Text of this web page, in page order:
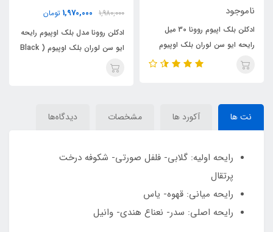
ادکلن بلک اپیوم روونا 30 میل
بلک اوپیوم
تومان
ادکلن روونا مدل بلک اوپیوم رایحه
ایو سن لوران بلک اوپیوم ( Black
Opuom)Black Opium Yves
ناموجود
ادکلن اوپرا نویر
سن لورن بلک اوپیوم ،
نت ها آکورد ها مشخصات دیدگاه‌ها
رایحه اولیه: گلابی- فلفل صورتی- شکوفه درخت
پرتقال
رایحه میانی: قهوه- یاس
رایحه اصلی: سدر- نعناع هندی- وانیل